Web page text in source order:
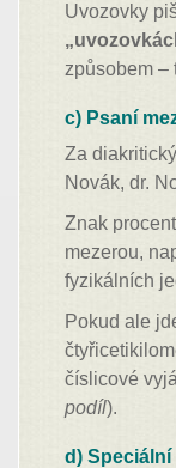
Uvozovky
způsobem –
c) Psaní
Za
Novák, dr.
Znak
mezerou,
fyzikálních
Pokud ale
číslicové
podíl).
d) Speciální